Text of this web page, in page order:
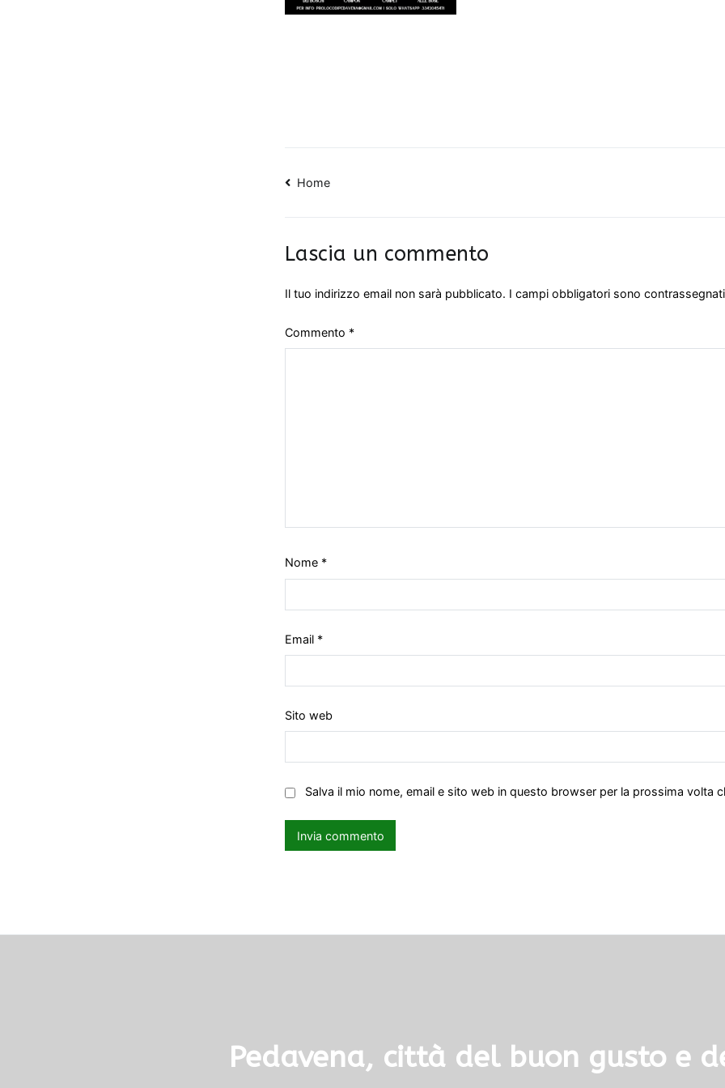
Navigazione
Home
Lascia un commento
Il tuo indirizzo email non sarà pubblicato. I campi obbligatori sono
Commento *
Nome *
Email *
Sito web
Salva il mio nome, email e sito web in questo browser per la prossima volta
Pedavena, città del buon gusto e